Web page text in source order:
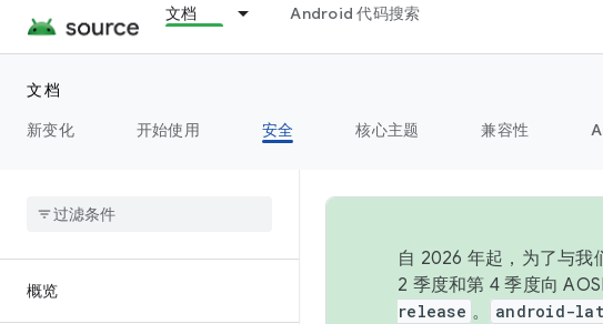
文档 Android 代码搜索
文档
新变化
开始使用 安全 核心主题 兼容性
概览
自 2026 年起，为了与我
2 季度和第 4 季度向
release 。 android-